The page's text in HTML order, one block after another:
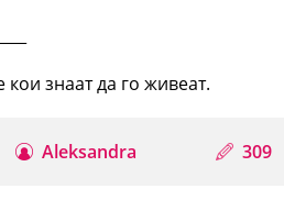
знаат да го живеат.
Aleksandra 309